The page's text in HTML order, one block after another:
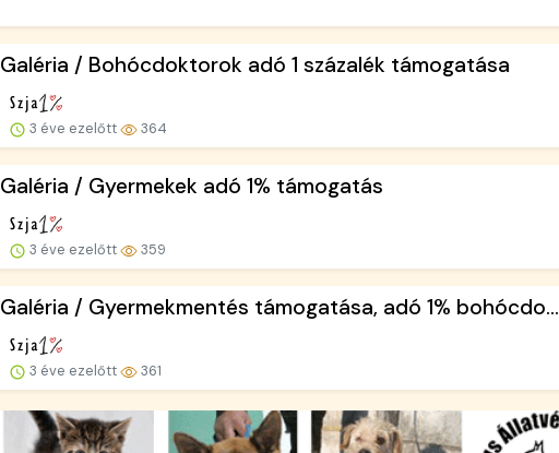
Galéria / Bohócdoktorok adó 1 százalék támogatása
3 éve ezelőtt 364
Galéria / Gyermekek adó 1% támogatás
3 éve ezelőtt 359
Galéria / Gyermekmentés támogatása, adó 1% bohócdo...
3 éve ezelőtt 361